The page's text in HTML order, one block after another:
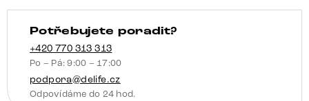
360°
otočný
houpací
funkce
množství
Potřebujete poradit?
+420 770 313 313
Po – Pá: 9:00 – 17:00
podpora@delife.cz
Odpovídáme do 24 hod.